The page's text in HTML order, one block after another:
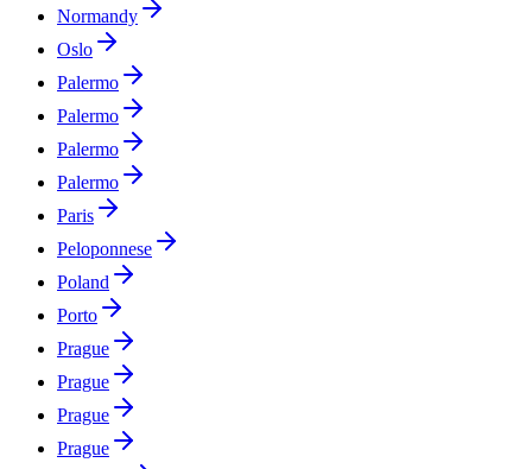
Normandy
Oslo
Palermo
Palermo
Palermo
Palermo
Paris
Peloponnese
Poland
Porto
Prague
Prague
Prague
Prague